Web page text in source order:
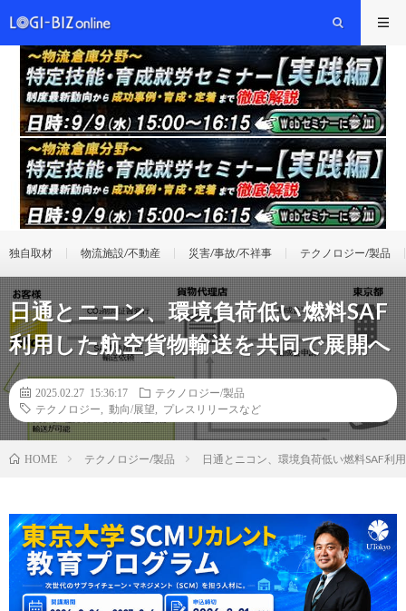
独自取材 物流施設/不動産 災害/事故/不祥事 テクノロジー/製品
日通とニコン、環境負荷低い燃料SAF
利用した航空貨物輸送を共同で展開へ
2025.02.27 15:36:17
テクノロジー/製品
テクノロジー
動向/展望 プレスリリースなど
HOME テクノロジー/製品 日通とニコン、環境負荷低い燃料SAF利